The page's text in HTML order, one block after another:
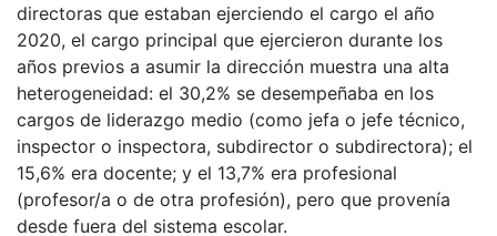
directoras que estaban ejerciendo el cargo el año
2020, el cargo principal que ejercieron durante los
años previos a asumir la dirección muestra una alta
heterogeneidad: el 30,2% se desempeñaba en los
cargos de liderazgo medio (como jefa o jefe técnico,
inspector o inspectora, subdirector o subdirectora); el
15,6% era docente; y el 13,7% era profesional
(profesor/a o de otra profesión), pero que provenía
desde fuera del sistema escolar.